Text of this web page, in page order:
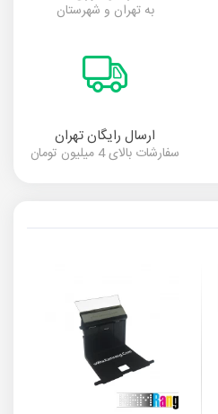
به تهران و شهرستان
ارسال رایگان تهران
سفارشات بالای 4 میلیون تومان